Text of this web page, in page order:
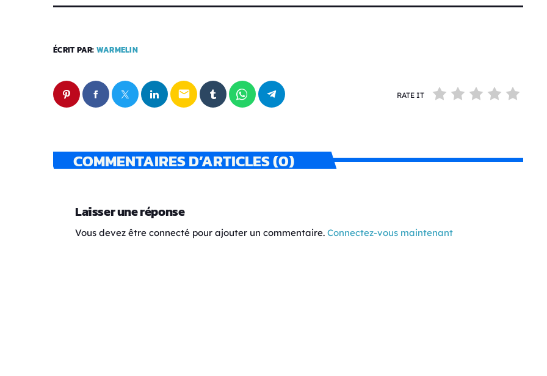
ÉCRIT PAR: WARMELIN
email RATE IT
COMMENTAIRES D’ARTICLES (0)
Laisser une réponse
Vous devez être connecté pour ajouter un commentaire. Connectez-vous maintenant